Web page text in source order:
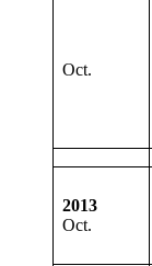
Oct.
2013
Oct.